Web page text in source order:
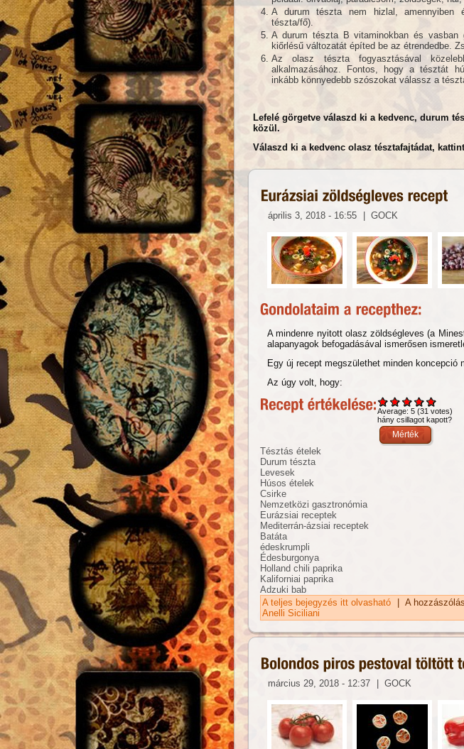
A durum tészta nem hizlal, amennyiben
tészta/fő).
A durum tészta B vitaminokban és vasban
kiőrlésű változatát építed be az étrendedbe.
Az olasz tészta fogyasztásával
alkalmazásához. Fontos, hogy a tésztát
inkább könnyedebb szószokat válassz a
Lefelé görgetve válaszd ki a kedvenc, durum
közül.
Válaszd ki a kedvenc olasz tésztafajtádat,
április 3, 2018 - 16:55 GOCK
A mindenre nyitott olasz zöldségleves (a
alapanyagok befogadásával ismerősen
Egy új recept megszülethet minden
Az úgy volt, hogy:
Average: 5 (31 votes)
hány csillagot kapott?
Tésztás ételek
Durum tészta
Levesek
Húsos ételek
Csirke
Nemzetközi gasztronómia
Eurázsiai receptek
Mediterrán-ázsiai receptek
Batáta
édeskrumpli
Édesburgonya
Holland chili paprika
Kaliforniai paprika
Adzuki bab
A teljes bejegyzés itt olvasható
Eurázsiai
A
Anelli Siciliani
március 29, 2018 - 12:37 GOCK